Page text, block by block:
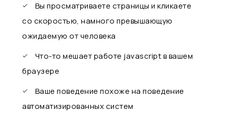
Вы просматриваете страницы и кликаете
со скоростью, намного превышающую
ожидаемую от человека
Что-то мешает работе javascript в вашем
браузере
Ваше поведение похоже на поведение
автоматизированных систем